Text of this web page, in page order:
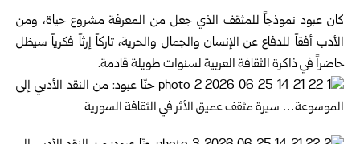
كان عبود نموذجاً للمثقف الذي جعل من المعرفة مشروع حياة، ومن
الأدب أفقاً للدفاع عن الإنسان والجمال والحرية، تاركاً إرثاً فكرياً سيظل
حاضراً في ذاكرة الثقافة العربية لسنوات طويلة قادمة.